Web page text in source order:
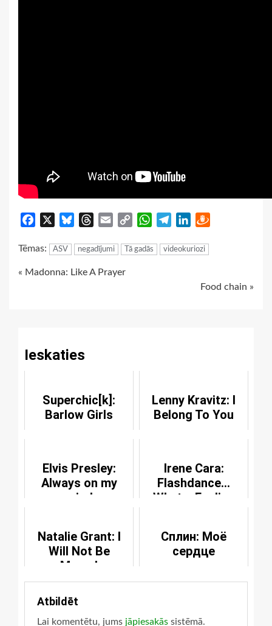
Facebook BlueskyThreads
Email
Copy
WhatsApp
TelegramLinkedIn
Tēmas: ASV negadījumi Tā gadās videokuriozi
Continue
« Madonna: Like A Prayer
Food chain »
Ieskaties
Superchic[k]:
Barlow Girls
Lenny Kravitz: I
Belong To You
Elvis Presley:
Always on my
mind
Irene Cara:
Flashdance...
What a Feeling
Natalie Grant: I
Will Not Be
Moved
Сплин: Моё
сердце
Atbildēt
Lai komentētu, jums jāpiesakās sistēmā.